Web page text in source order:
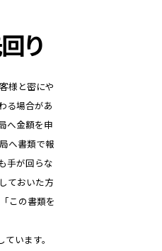
り
様と密にや
る場合があ
へ金額を申
へ書類で報
手が回らな
ておいた方
この書類を
います。